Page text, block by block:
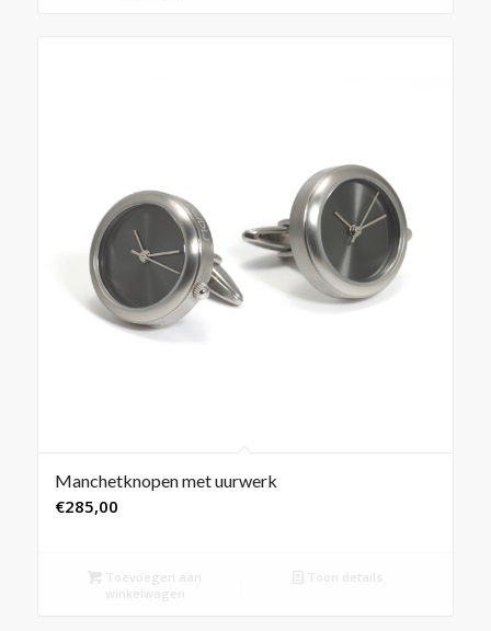
Manchetknopen met uurwerk
€285,00
Toevoegen aan
winkelwagen
Toon details